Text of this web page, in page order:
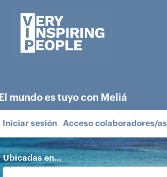
El mundo es tuyo con Meliá
Iniciar sesión Acceso colaboradores/as
Ubicadas en...